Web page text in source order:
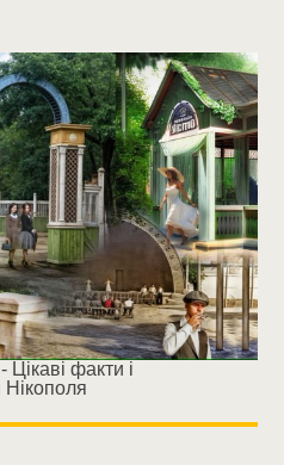
Цікаві факти і
Нікополя